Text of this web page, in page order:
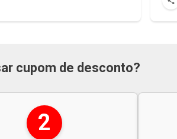
cupom de desconto?
2